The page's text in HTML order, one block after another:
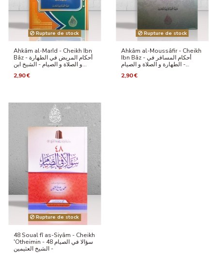
Rupture de stock
Ahkâm al-Marîd - Cheikh Ibn
Bâz - أحكام المريض في الطهارة
و الصلاة و الصيام - الشيخ ابن...
2,90 €
Rupture de stock
Ahkâm al-Moussâfir - Cheikh
Ibn Bâz - أحكام المسافر في
الطهارة و الصلاة و الصيام -...
2,90 €
Rupture de stock
48 Soual fî as-Siyâm - Cheikh
'Otheimin - 48 سؤالا في الصيام
- الشيخ العثيمين